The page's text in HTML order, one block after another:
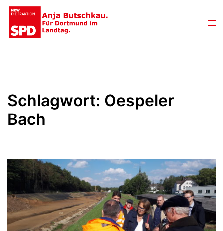
Zum
Inhalt
springen
Schlagwort: Oespeler
Bach